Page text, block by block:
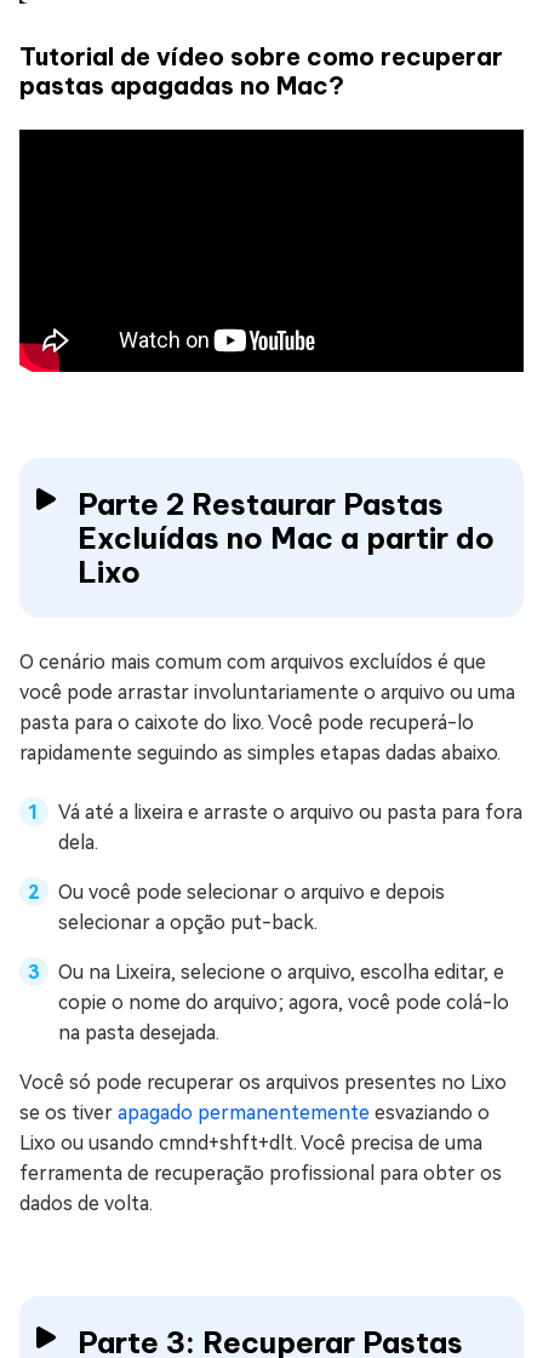
Tutorial de vídeo sobre como recuperar
pastas apagadas no Mac?
Parte 2 Restaurar Pastas
Excluídas no Mac a partir do
Lixo
O cenário mais comum com arquivos excluídos é que
você pode arrastar involuntariamente o arquivo ou uma
pasta para o caixote do lixo. Você pode recuperá-lo
rapidamente seguindo as simples etapas dadas abaixo.
Vá até a lixeira e arraste o arquivo ou pasta para fora
dela.
Ou você pode selecionar o arquivo e depois
selecionar a opção put-back.
Ou na Lixeira, selecione o arquivo, escolha editar, e
copie o nome do arquivo; agora, você pode colá-lo
na pasta desejada.
Você só pode recuperar os arquivos presentes no Lixo
se os tiver apagado permanentemente esvaziando o
Lixo ou usando cmnd+shft+dlt. Você precisa de uma
ferramenta de recuperação profissional para obter os
dados de volta.
Parte 3: Recuperar Pastas